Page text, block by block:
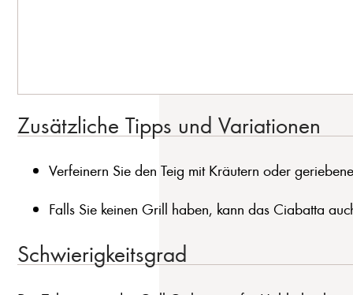
Zusätzliche Tipps und Variationen
Verfeinern Sie den Teig mit Kräutern oder
Falls Sie keinen Grill haben, kann das Ciabatta
Schwierigkeitsgrad